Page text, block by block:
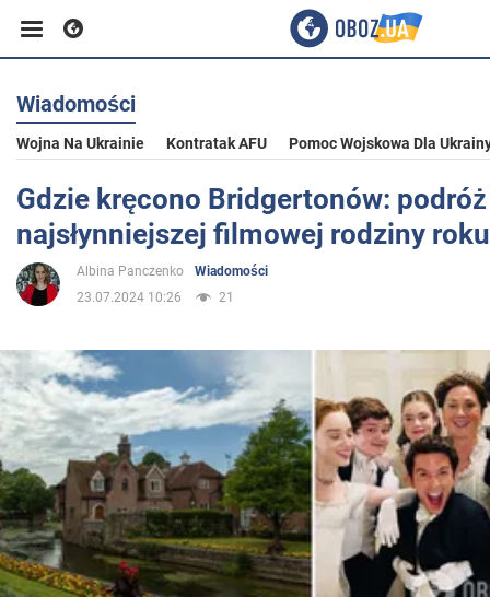
Biznes
Sport
Rozrywka
Polityka
Społeczeństwo
Wojna na Ukrainie
Wiadomości
Wojna Na Ukrainie Kontratak AFU Pomoc Wojskowa Dla
Gdzie kręcono Bridgertonów:
najsłynniejszej filmowej rodziny roku
Albina Panczenko
Wiadomości
23.07.2024 10:26
21